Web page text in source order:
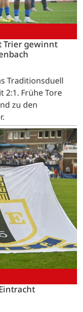
Trier gewinnt
Traditionsduell
2:1. Frühe Tore
zu den